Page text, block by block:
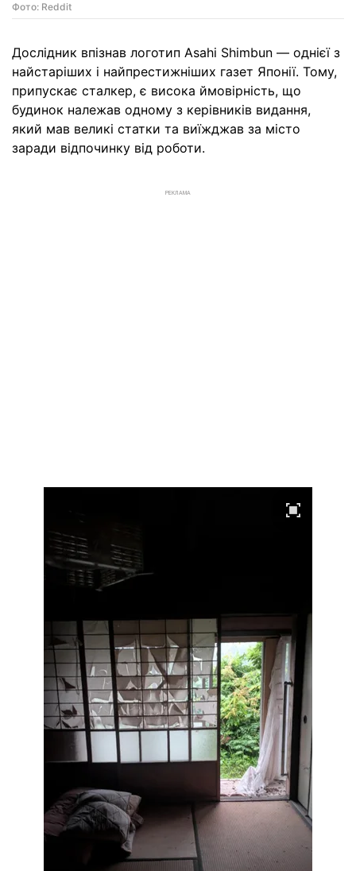
Фото: Reddit
Дослідник впізнав логотип Asahi Shimbun — однієї з
найстаріших і найпрестижніших газет Японії. Тому,
припускає сталкер, є висока ймовірність, що
будинок належав одному з керівників видання,
який мав великі статки та виїжджав за місто
заради відпочинку від роботи.
РЕКЛАМА